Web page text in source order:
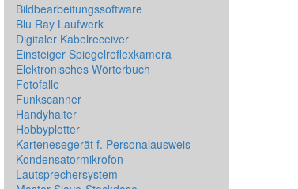
Bildbearbeitungssoftware
Blu Ray Laufwerk
Digitaler Kabelreceiver
Einsteiger Spiegelreflexkamera
Elektronisches Wörterbuch
Fotofalle
Funkscanner
Handyhalter
Hobbyplotter
Kartenesegerät f. Personalausweis
Kondensatormikrofon
Lautsprechersystem